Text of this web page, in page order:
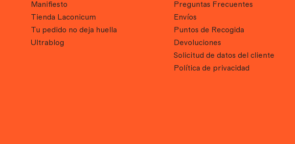
Manifiesto
Tienda Laconicum
Tu pedido no deja huella
Ultrablog
Preguntas Frecuentes
Envíos
Puntos de Recogida
Devoluciones
Solicitud de datos del cliente
Política de privacidad